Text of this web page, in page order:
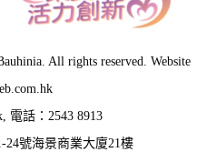
All rights reserved. Website
, 電話：2543 8913
號海景商業大廈21樓